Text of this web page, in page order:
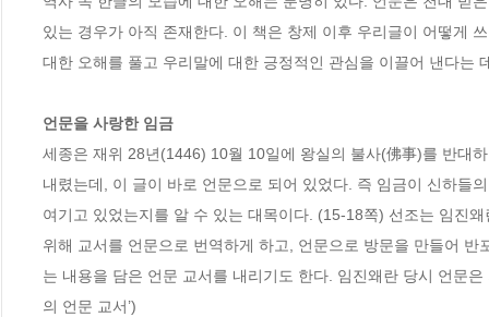
있는 경우가 아직 존재한다. 이 책은 창제 이후 우리글이 어떻게
대한 오해를 풀고 우리말에 대한 긍정적인 관심을 이끌어 낸다는
언문을 사랑한 임금
세종은 재위 28년(1446) 10월 10일에 왕실의 불사(佛事)를 반대
내렸는데, 이 글이 바로 언문으로 되어 있었다. 즉 임금이 신하들
여기고 있었는지를 알 수 있는 대목이다. (15-18쪽) 선조는 임진
위해 교서를 언문으로 번역하게 하고, 언문으로 방문을 만들어
는 내용을 담은 언문 교서를 내리기도 한다. 임진왜란 당시 언문
의 언문 교서’)